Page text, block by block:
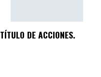
TÍTULO DE ACCIONES.